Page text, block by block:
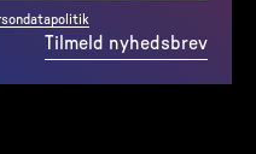
Tilmeld nyhedsbrev